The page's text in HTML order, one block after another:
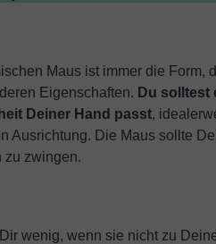
Maus ist immer die Form,
Eigenschaften. Du solltest
Deiner Hand passt,
Ausrichtung. Die Maus sollte
zu zwingen.
wenig, wenn sie nicht zu